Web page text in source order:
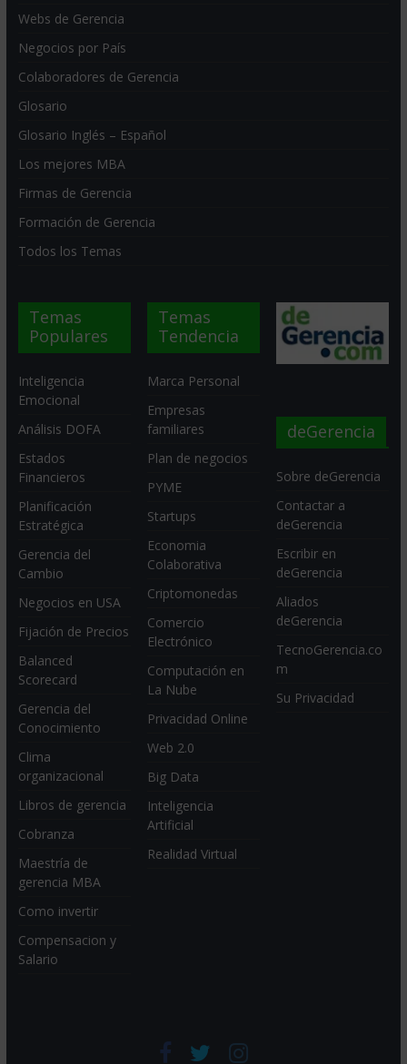
Webs de Gerencia
Negocios por País
Colaboradores de Gerencia
Glosario
Glosario Inglés – Español
Los mejores MBA
Firmas de Gerencia
Formación de Gerencia
Todos los Temas
Temas
Populares
Inteligencia
Emocional
Análisis DOFA
Estados
Financieros
Planificación
Estratégica
Gerencia del
Cambio
Negocios en USA
Fijación de Precios
Balanced
Scorecard
Gerencia del
Conocimiento
Clima
organizacional
Libros de gerencia
Cobranza
Maestría de
gerencia MBA
Como invertir
Compensacion y
Salario
Temas
Tendencia
Marca Personal
Empresas
familiares
Plan de negocios
PYME
Startups
Economia
Colaborativa
Criptomonedas
Comercio
Electrónico
Computación en
La Nube
Privacidad Online
Web 2.0
Big Data
Inteligencia
Artificial
Realidad Virtual
deGerencia
Sobre deGerencia
Contactar a
deGerencia
Escribir en
deGerencia
Aliados
deGerencia
TecnoGerencia.co
m
Su Privacidad